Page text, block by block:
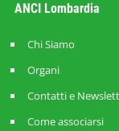
ANCI Lombardia
Chi Siamo
Organi
Contatti e
Come associarsi